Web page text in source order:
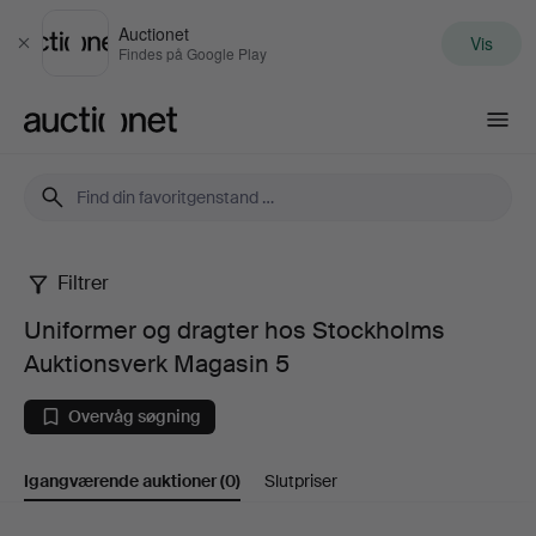
Luk
Auctionet
Findes på Google Play Vis
Uniformer
og
dragter
hos
Filtrer
Uniformer og dragter hos Stockholms
Auktionsverk Magasin 5
Overvåg søgning
Igangværende auktioner(0) Slutpriser